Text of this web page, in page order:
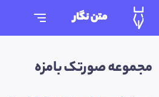
متن نگار
مجموعه صورتک بامزه